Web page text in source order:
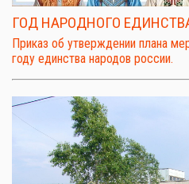
ГОД НАРОДНОГО
Приказ об утверждении плана
году единства народов россии.